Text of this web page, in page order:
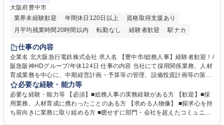
大阪府豊中市
業界未経験歓迎
年間休日120日以上
資格取得支援あり
月平均残業時間20時間以内
転勤なし 経験者歓迎
駅ナカ
退職金あり
土日祝休み
服装自由 昼食補助あり 食事補助あり
仕事の内容
企業名 北大阪急行電鉄株式会社 求人名 【豊中市/総務人事】経験者歓迎！/
阪急阪神HDグループ/年休124日 仕事の内容 当社にて採用関係業務、人材
育成業務を中心に、中期経営計画・予算等の管理、設備投資計画等の策
定、さらに社内の重要会議の運営等、経営の根幹となる幅広い総務人事業
務全般を担当していただきます。 【主な業務内容】 ■採用関係業務および
人材育成(社員研修)業務の推進 ■中期経営計画および予算等の管理 ■設備
投資計画等の策定 ■社内の重要会議の運営 ■その他総務人事業務全般 【入
必要な経験・能力等
必要な経験・能力等 【必須】■総務人事の実務経験がある方 【歓迎】■採
用業務、人材育成に携わったことのある方 【求める人物像】 ■探求心を持
ち前向きに業務に取り組める方 ■臆せずに部門・会社を超えたコミュニケ